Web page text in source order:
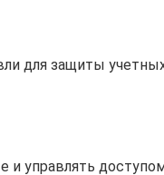
для защиты
управлять